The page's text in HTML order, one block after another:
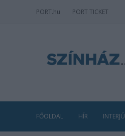
PORT.hu PORT TICKET
FŐOLDAL HÍR INTERJÚ